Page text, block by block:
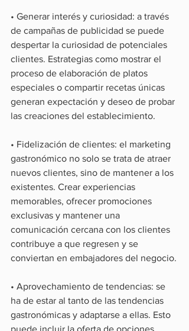
• Generar interés y curiosidad: a través
de campañas de publicidad se puede
despertar la curiosidad de potenciales
clientes. Estrategias como mostrar el
proceso de elaboración de platos
especiales o compartir recetas únicas
generan expectación y deseo de probar
las creaciones del establecimiento.
• Fidelización de clientes: el marketing
gastronómico no solo se trata de atraer
nuevos clientes, sino de mantener a los
existentes. Crear experiencias
memorables, ofrecer promociones
exclusivas y mantener una
comunicación cercana con los clientes
contribuye a que regresen y se
conviertan en embajadores del negocio.
• Aprovechamiento de tendencias: se
ha de estar al tanto de las tendencias
gastronómicas y adaptarse a ellas. Esto
puede incluir la oferta de opciones